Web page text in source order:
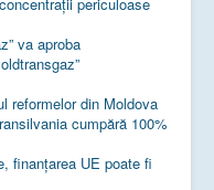
va aproba
reformelor din Moldova
cumpără 100%
finanţarea UE poate fi